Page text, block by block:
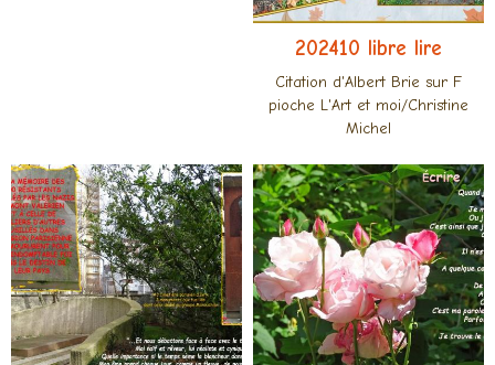
202410 libre lire
Citation d'Albert Brie sur F
pioche L'Art et moi/Christine
Michel